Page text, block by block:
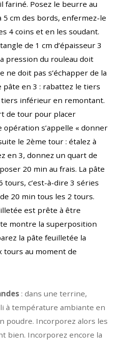
fariné. Posez le beurre au
5 cm des bords, enfermez-le
4 coins et en les soudant.
de 1 cm d’épaisseur 3
pression du rouleau doit
doit pas s’échapper de la
pâte en 3 : rabattez le tiers
inférieur en remontant.
de tour pour placer
opération s’appelle « donner
le 2ème tour : étalez à
en 3, donnez un quart de
20 min au frais. La pâte
tours, c’est-à-dire 3 séries
20 min tous les 2 tours.
est prête à être
montre la superposition
la pâte feuilletée la
tours au moment de
: dans une terrine,
à température ambiante en
poudre. Incorporez alors les
bien. Incorporez encore la